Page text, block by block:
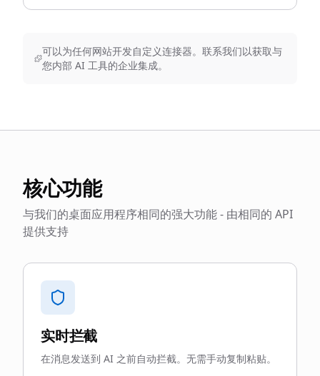
可以为任何网站开发自定义连接器。联系我们以获取与
您内部 AI 工具的企业集成。
核心功能
与我们的桌面应用程序相同的强大功能 - 由相同的 API
提供支持
实时拦截
在消息发送到 AI 之前自动拦截。无需手动复制粘贴。